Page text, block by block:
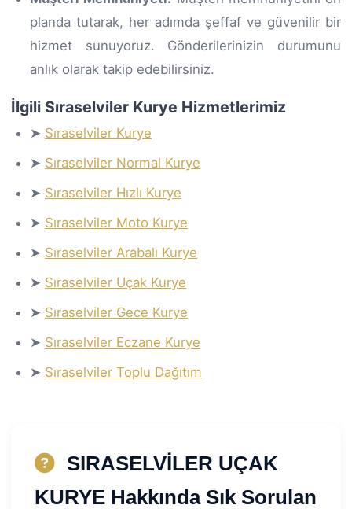
planda tutarak, her adımda şeffaf ve güvenilir bir
hizmet sunuyoruz. Gönderilerinizin durumunu
anlık olarak takip edebilirsiniz.
İlgili Sıraselviler Kurye Hizmetlerimiz
➤ Sıraselviler Kurye
➤ Sıraselviler Normal Kurye
➤ Sıraselviler Hızlı Kurye
➤ Sıraselviler Moto Kurye
➤ Sıraselviler Arabalı Kurye
➤ Sıraselviler Uçak Kurye
➤ Sıraselviler Gece Kurye
➤ Sıraselviler Eczane Kurye
➤ Sıraselviler Toplu Dağıtım
SIRASELVİLER UÇAK
KURYE Hakkında Sık Sorulan